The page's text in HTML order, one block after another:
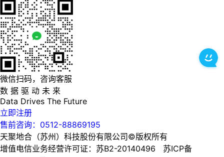
微信扫码，咨询客服
数 据 驱 动 未 来
Data Drives The Future
立即注册
售前咨询：0512-88869195
天聚地合（苏州）科技股份有限公司©版权所有
增值电信业务经营许可证：苏B2-20140496 苏ICP备